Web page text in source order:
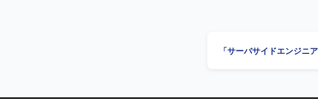
応じた技術検証・PoCを
っていただきます。 【求める人物像】 曖昧な課題を自ら整理し、たたき台を作って前に進めら
「サーバサイドエンジニ